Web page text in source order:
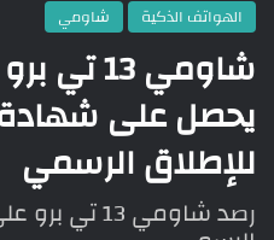
الهواتف الذكية
شاومي
للإطلاق الرسمي